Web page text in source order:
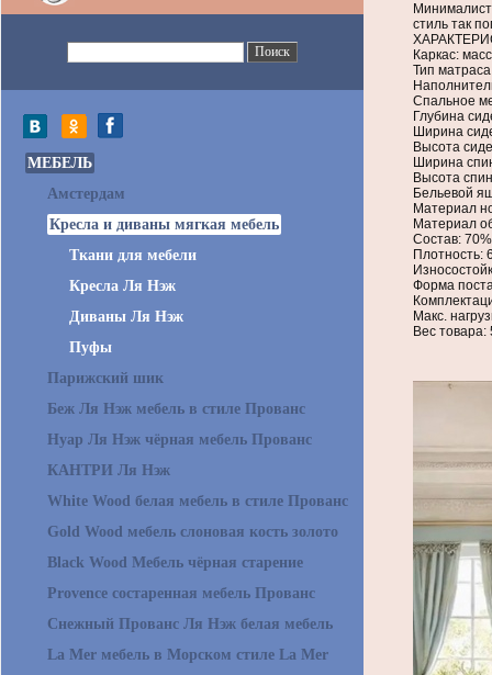
МЕБЕЛЬ
Амстердам
Кресла и диваны мягкая мебель
Ткани для мебели
Кресла Ля Нэж
Диваны Ля Нэж
Пуфы
Парижский шик
Беж Ля Нэж мебель в стиле Прованс
Нуар Ля Нэж чёрная мебель Прованс
КАНТРИ Ля Нэж
White Wood белая мебель в стиле Прованс
Gold Wood мебель слоновая кость золото
Black Wood Мебель чёрная старение
Provence состаренная мебель Прованс
Снежный Прованс Ля Нэж белая мебель
La Mer мебель в Морском стиле La Mer
стиль так
Каркас:
Тип
Спальное
Глубина
Ширина
Высота
Ширина
Высота
Бельевой
Материал
Материал
Состав:
Плотность:
Форма
Макс.
Вес товара: